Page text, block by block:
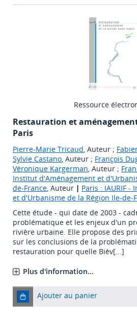
Ressource
Restauration et
Paris
Pierre-Marie Tricaud, Auteur ;
Sylvie Castano, Auteur ; François
Véronique Kargerman, Auteur ;
Institut d'Aménagement et
de-France, Auteur | Paris : IAURIF
et d'Urbanisme de la Région Ile-de-
Cette étude - qui date de 2003 -
problématique et les enjeux d'un
rivière urbaine. Elle propose des
sur les conclusions de la
restauration pour quelle Bièv[...]
Plus d'information...
Ajouter au panier